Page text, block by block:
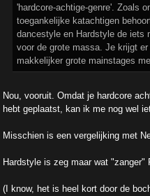
'hardcore-achtige-genre'. Zoals
toegankelijke katachtigen
dancestyle en Hardstyle de iets
voor de grote massa. Je krijgt
makkelijker grote mainstages
Nou, vooruit. Omdat je hardcore
hebt geplaatst, kan ik me nog wel
Misschien is een vergelijking met
Hardstyle is zeg maar wat
(I know, het is heel kort door de